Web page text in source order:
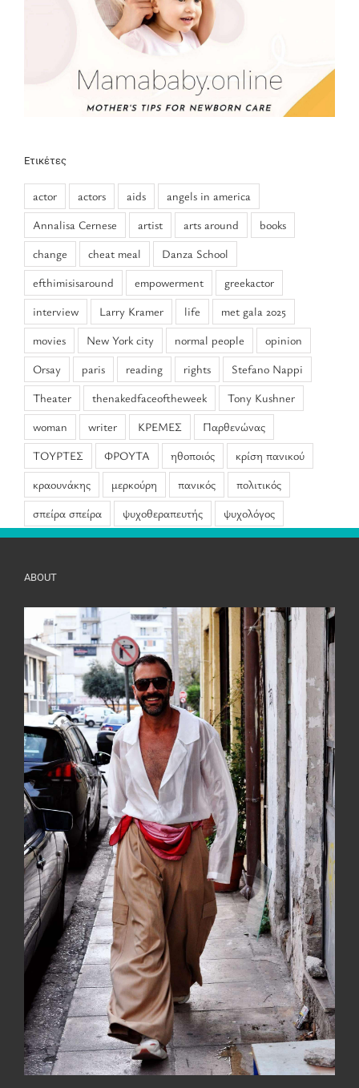
Ετικέτες
actor actors aids
angels in america
Annalisa Cernese
artist arts around
books
change
cheat meal
Danza School
efthimisisaround
empowerment
greekactor
interview
Larry Kramer life
met gala 2025
movies
New York city normal people
opinion
Orsay
paris reading rights
Stefano Nappi
Theater
thenakedfaceoftheweek
Tony Kushner
woman
writer ΚΡΕΜΕΣ
Παρθενώνας
ΤΟΥΡΤΕΣ
ΦΡΟΥΤΑ ηθοποιός
κρίση πανικού
κραουνάκης
μερκούρη πανικός
πολιτικός
σπείρα σπείρα
ψυχοθεραπευτής ψυχολόγος
ABOUT